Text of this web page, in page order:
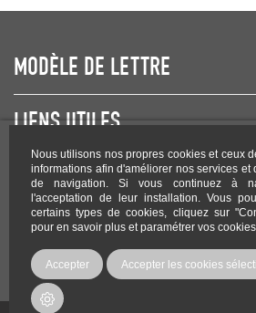
Nous utilisons nos propres cookies et ceux
informations afin d'améliorer nos services et
de navigation. Si vous continuez à
l'acceptation de leur installation. Vous
certains types de cookies, cliquez sur
pour en savoir plus et paramétrer vos
Accepter Accepter les cookies
MODÈLE DE LETTRE
LIENS UTILES
NEWSLETTER